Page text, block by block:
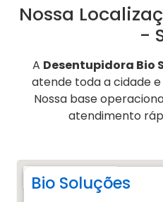
Nossa
-
A Desentupidora Bio
atende toda a cidade
Nossa base
atendimento
Bio Soluções